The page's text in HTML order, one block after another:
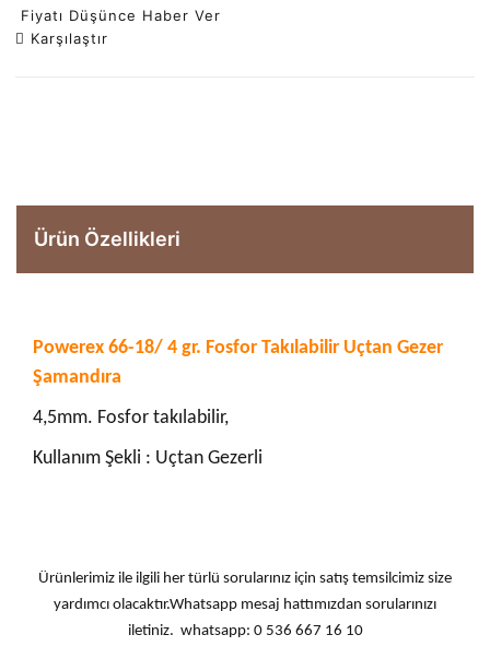
Fiyatı Düşünce Haber Ver
Karşılaştır
Ürün Özellikleri
Powerex 66-18/ 4 gr. Fosfor Takılabilir Uçtan Gezer
Şamandıra
4,5mm. Fosfor takılabilir,
Kullanım Şekli : Uçtan Gezerli
Ürünlerimiz ile ilgili her türlü sorularınız için satış temsilcimiz size
yardımcı olacaktır.Whatsapp mesaj hattımızdan sorularınızı
iletiniz. whatsapp: 0 536 667 16 10